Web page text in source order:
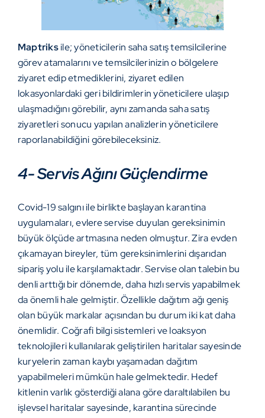
Maptriksile; yöneticilerin saha satış temsilcilerine
görev atamalarını ve temsilcilerinizin o bölgelere
ziyaret edip etmediklerini, ziyaret edilen
lokasyonlardaki geri bildirimlerin yöneticilere ulaşıp
ulaşmadığını görebilir, aynı zamanda saha satış
ziyaretleri sonucu yapılan analizlerin yöneticilere
raporlanabildiğini görebileceksiniz.
4-Servis Ağını Güçlendirme
Covid-19 salgını ile birlikte başlayan karantina
uygulamaları, evlere servise duyulan gereksinimin
büyük ölçüde artmasına neden olmuştur. Zira evden
çıkamayan bireyler, tüm gereksinimlerini dışarıdan
sipariş yolu ile karşılamaktadır. Servise olan talebin bu
denli arttığı bir dönemde, daha hızlı servis yapabilmek
da önemli hale gelmiştir. Özellikle dağıtım ağı geniş
olan büyük markalar açısından bu durum iki kat daha
önemlidir. Coğrafi bilgi sistemleri ve loaksyon
teknolojileri kullanılarak geliştirilen haritalar sayesinde
kuryelerin zaman kaybı yaşamadan dağıtım
yapabilmeleri mümkün hale gelmektedir. Hedef
kitlenin varlık gösterdiği alana göre daraltılabilen bu
işlevsel haritalar sayesinde, karantina sürecinde